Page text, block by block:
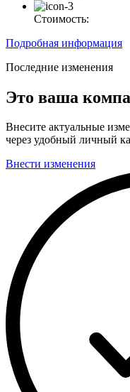
Стоимость:
Подробная информация
Последние изменения
Это ваша
Внесите актуальные
через удобный личный
Внести изменения